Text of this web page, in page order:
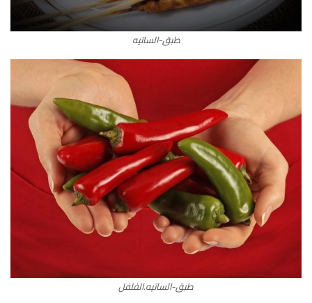
طبق-الساتيه
طبق-الساتيه.الفلفل